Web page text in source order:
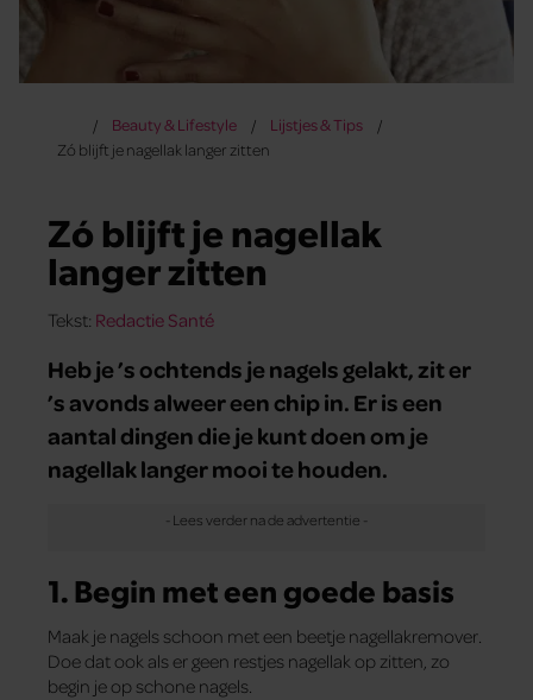
Beauty & Lifestyle
Lijstjes & Tips
Zó blijft je nagellak langer zitten
Zó blijft je nagellak
langer zitten
Tekst: Redactie Santé
Heb je ’s ochtends je nagels gelakt, zit er
’s avonds alweer een chip in. Er is een
aantal dingen die je kunt doen om je
nagellak langer mooi te houden.
1. Begin met een goede basis
Maak je nagels schoon met een beetje nagellakremover.
Doe dat ook als er geen restjes nagellak op zitten, zo
begin je op schone nagels.